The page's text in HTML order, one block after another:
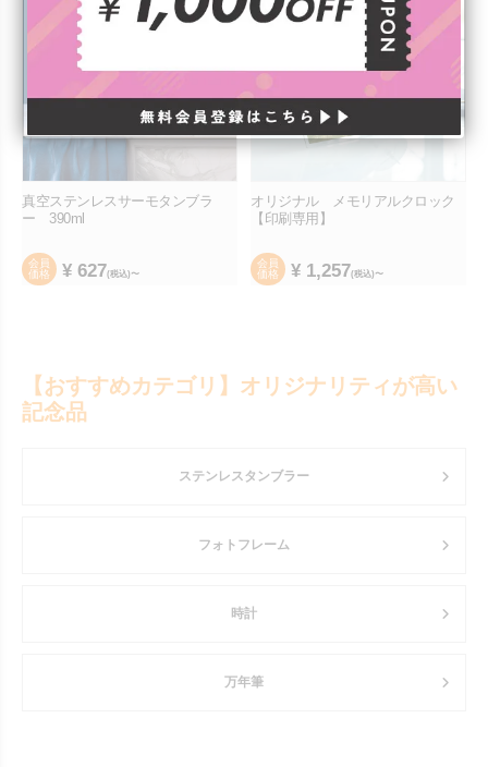
真空ステンレスサーモタンブラ
ー 390ml
会員
価格
¥ 627(税込)〜
オリジナル メモリアルクロック
【印刷専用】
会員
価格
¥ 1,257(税込)〜
【おすすめカテゴリ】オリジナリティが高い
記念品
ステンレスタンブラー
フォトフレーム
時計
万年筆